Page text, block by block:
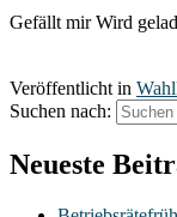
Gefällt mir Wird
Veröffentlicht in
Suchen nach:
Neueste